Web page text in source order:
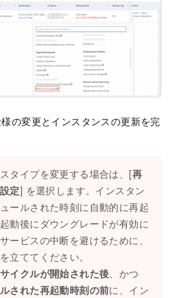
の変更とインスタンスの更新を完
タイプを変更する場合は、[再
定] を選択します。インスタン
ールされた時刻に自動的に再起
動後にダウングレードが有効に
ービスの中断を避けるために、
立ててください。
イクルが開始された後、かつ
された再起動時刻の前に、イン